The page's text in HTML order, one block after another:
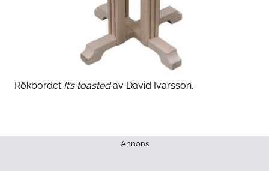
Rökbordet It’s toastedav ­David Ivarsson.
Annons